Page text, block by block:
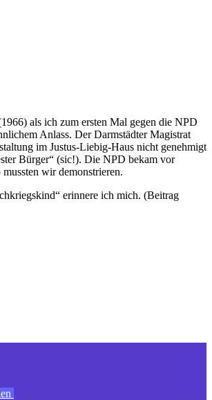
als ich zum ersten Mal gegen die NPD
Anlass. Der Darmstädter Magistrat
im Justus-Liebig-Haus nicht genehmigt
Bürger“ (sic!). Die NPD bekam vor
wir demonstrieren.
erinnere ich mich. (Beitrag